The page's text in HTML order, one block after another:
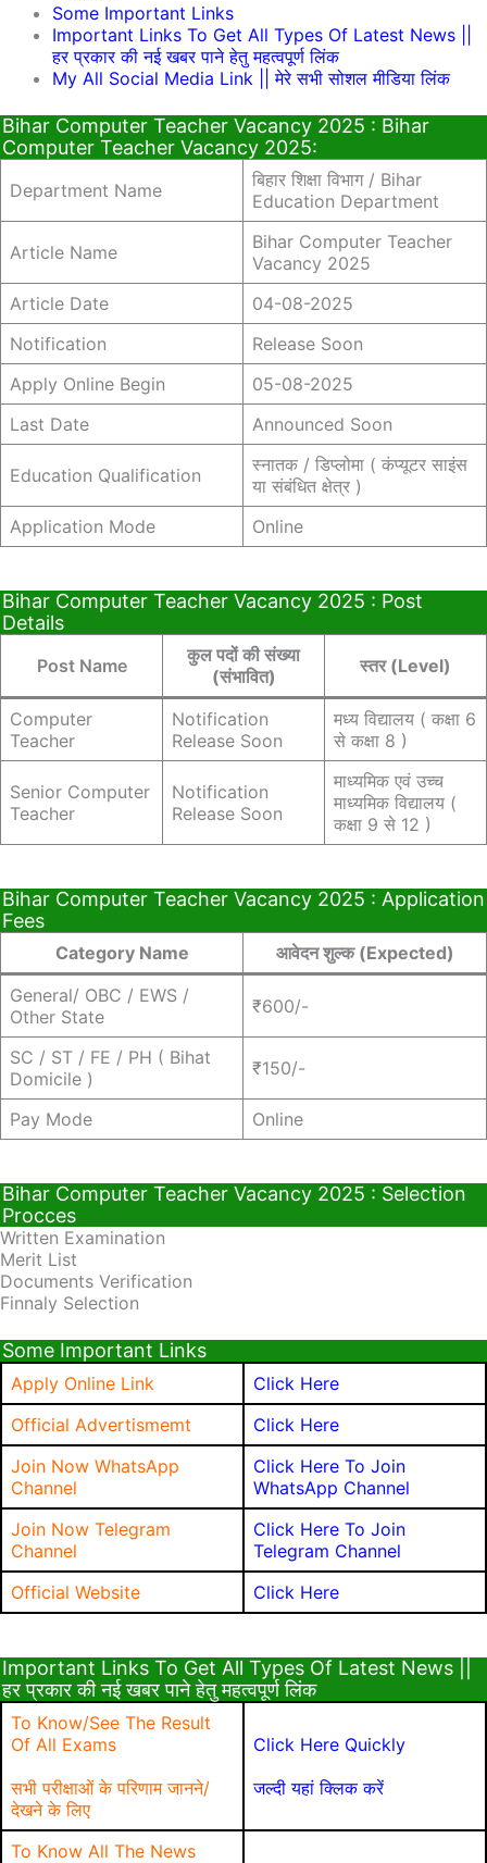
Some Important Links
Important Links To Get All Types Of Latest News ||
हर प्रकार की नई खबर पाने हेतु महत्वपूर्ण लिंक
My All Social Media Link || मेरे सभी सोशल मीडिया लिंक
Bihar Computer Teacher Vacancy 2025 : Bihar
Computer Teacher Vacancy 2025:
Department Name
बिहार शिक्षा विभाग / Bihar
Education Department
Article Name
Bihar Computer Teacher
Vacancy 2025
Article Date
04-08-2025
Notification
Release Soon
Apply Online Begin
05-08-2025
Last Date
Announced Soon
Education Qualification
स्नातक / डिप्लोमा ( कंप्यूटर साइंस
या संबंधित क्षेत्र )
Application Mode
Online
Bihar Computer Teacher Vacancy 2025 : Post
Details
Post Name
कुल पदों की संख्या
(संभावित)
स्तर (Level)
Computer
Teacher
Notification
Release Soon
मध्य विद्यालय ( कक्षा 6
से कक्षा 8 )
Senior Computer
Teacher
Notification
Release Soon
माध्यमिक एवं उच्च
माध्यमिक विद्यालय (
कक्षा 9 से 12 )
Bihar Computer Teacher Vacancy 2025 : Application
Fees
Category Name
आवेदन शुल्क (Expected)
General/ OBC / EWS /
Other State
₹600/-
SC / ST / FE / PH ( Bihat
Domicile )
₹150/-
Pay Mode Online
Bihar Computer Teacher Vacancy 2025 : Selection
Procces
Written Examination
Merit List
Documents Verification
Finnaly Selection
Some Important Links
Apply Online Link
Click Here
Official Advertismemt
Click Here
Join Now WhatsApp
Channel
Click Here To Join
WhatsApp Channel
Join Now Telegram
Channel
Click Here To Join
Telegram Channel
Official Website
Click Here
Important Links To Get All Types Of Latest News ||
हर प्रकार की नई खबर पाने हेतु महत्वपूर्ण लिंक
To Know/See The Result
Of All Exams
सभी परीक्षाओं के परिणाम जानने/
देखने के लिए
Click Here Quickly
जल्दी यहां क्लिक करें
To Know All The News